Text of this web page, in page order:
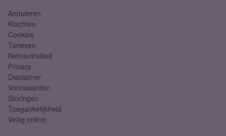
Annuleren
Klachten
Cookies
Tarieven
Netneutraliteit
Privacy
Disclaimer
Voorwaarden
Storingen
Toegankelijkheid
Veilig online